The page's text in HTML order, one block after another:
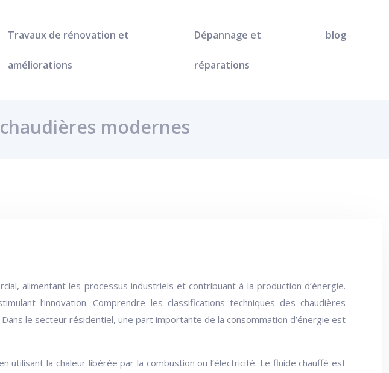
Travaux de rénovation et
améliorations
Dépannage et
réparations
blog
modernes
alimentant les processus industriels et contribuant à la production d’énergie.
l’innovation. Comprendre les classifications techniques des chaudières
le secteur résidentiel, une part importante de la consommation d’énergie est
utilisant la chaleur libérée par la combustion ou l’électricité. Le fluide chauffé est